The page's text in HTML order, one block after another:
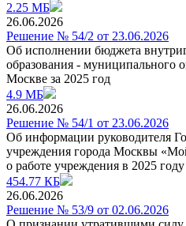
2.25 МБ
26.06.2026
Решение № 54/2 от 23.06.2026
Об исполнении бюджета
образования - муниципального
Москве за 2025 год
4.9 МБ
26.06.2026
Решение № 54/1 от 23.06.2026
Об информации руководителя
учреждения города Москвы
о работе учреждения в 2025 году
454.77 КБ
26.06.2026
Решение № 53/9 от 02.06.2026